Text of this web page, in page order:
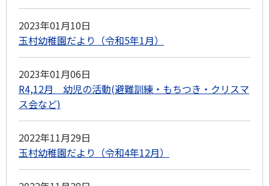
2023年01月10日
玉村幼稚園だより（令和5年1月）
2023年01月06日
R4,12月 幼児の活動(避難訓練・もちつき・クリスマ
ス会など)
2022年11月29日
玉村幼稚園だより（令和4年12月）